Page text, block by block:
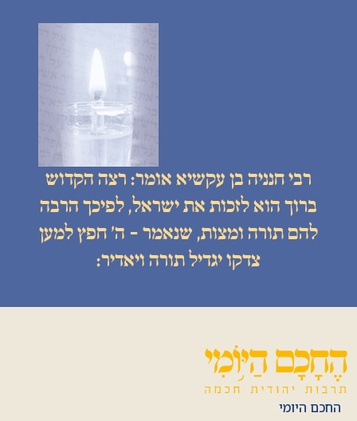
רבי חנניה בן עקשיא אומר: רצה הקדוש
ברוך הוא לזכות את ישראל, לפיכך הרבה
להם תורה ומצות, שנאמר - ה׳ חפץ למען
צדקו יגדיל תורה ויאדיר:
החכם היומי